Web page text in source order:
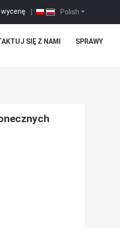
Polish
|
SIĘ Z NAMI SPRAWY